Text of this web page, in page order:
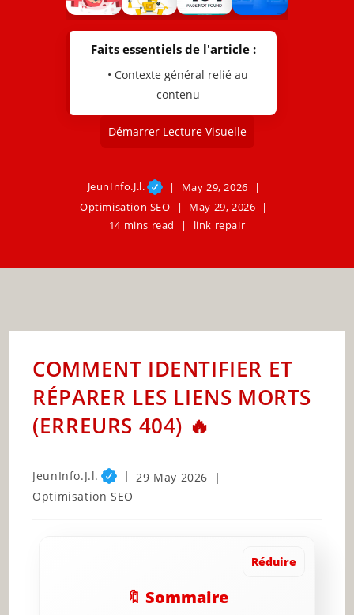
Faits essentiels de l'article :
• Contexte général relié au
contenu
Démarrer Lecture Visuelle
JeunInfo.J.l.
May 29, 2026
Optimisation SEO
May 29, 2026
14 mins read
link repair
COMMENT IDENTIFIER ET
RÉPARER LES LIENS MORTS
(ERREURS 404) 🔥
Post
author:
JeunInfo.J.l.
Post
29 May 2026
Post
Optimisation SEO
Réduire
🔖 Sommaire